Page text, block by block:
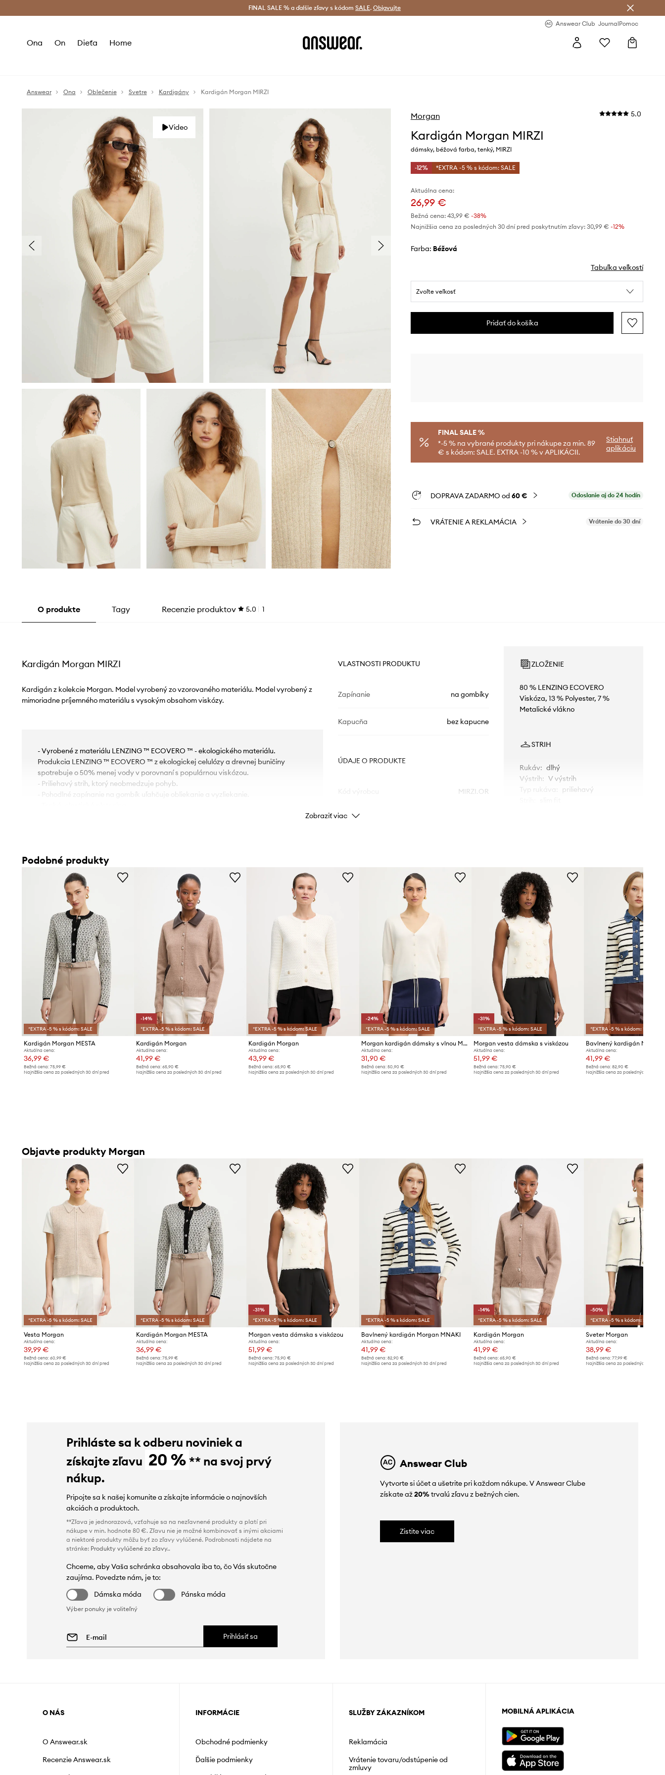
Bezplatná doprava od 60 € > Doručenie aj do 24 h >
FINAL SALE % a ďalšie zľavy s kódom SALE. Objavujte
Answear Club JournalPomoc
Ona On Dieťa Home
Answear Ona Oblečenie Svetre Kardigány Kardigán Morgan MIRZI
Video
Morgan 5.0
Kardigán Morgan MIRZI
dámsky, béžová farba, tenký, MIRZI
-12% *EXTRA -5 % s kódom: SALE
Aktuálna cena:
26,99 €
Bežná cena: 43,99 € -38%
Najnižšia cena za posledných 30 dní pred poskytnutím zľavy: 30,99 € -12%
Farba: béžová
Tabuľka veľkostí
Zvoľte veľkosť
Pridať do košíka
FINAL SALE %
*-5 % na vybrané produkty pri nákupe za min. 89
€ s kódom: SALE. EXTRA -10 % v APLIKÁCII.
Stiahnuť
aplikáciu
DOPRAVA ZADARMO od 60 € Odoslanie aj do 24 hodín
VRÁTENIE A REKLAMÁCIA Vrátenie do 30 dní
O produkte Tagy Recenzie produktov 5.0 1
Kardigán Morgan MIRZI
Kardigán z kolekcie Morgan. Model vyrobený zo vzorovaného materiálu. Model vyrobený z
mimoriadne príjemného materiálu s vysokým obsahom viskózy.
- Vyrobené z materiálu LENZING ™ ECOVERO ™ - ekologického materiálu.
Produkcia LENZING ™ ECOVERO ™ z ekologickej celulózy a drevnej buničiny
spotrebuje o 50% menej vody v porovnaní s populárnou viskózou.
- Priliehavý strih, ktorý neobmedzuje pohyb.
- Pohodlné zapínanie na gombík uľahčuje obliekanie a vyzliekanie.
- Veľkosti pre rozmer: S.
VLASTNOSTI PRODUKTU
Zapínanie na gombíky
Kapucňa bez kapucne
ÚDAJE O PRODUKTE
MIRZI.OR
Farba
Výrobca
ZLOŽENIE
80 % LENZING ECOVERO
Viskóza, 13 % Polyester, 7 %
Metalické vlákno
STRIH
Rukáv: dlhý
Výstrih: V výstrih
Typ rukáva
priliehavý
na sebe veľkosť S
Štandardná veľkosť
Odporúčame zvoliť veľkosť, ktorú
bežne nosíte.
Tabuľka veľkostí
Zobraziť viac
Podobné produkty
*EXTRA -5 % s kódom: SALE
Kardigán Morgan MESTA
Aktuálna cena:
36,99 €
Bežná cena: 75,99 €
Najnižšia cena za posledných 30 dní pred
-14%
*EXTRA -5 % s kódom: SALE
Kardigán Morgan
Aktuálna cena:
41,99 €
Bežná cena:65,90 €
Najnižšia cena za posledných 30 dní pred
*EXTRA -5 % s kódom: SALE
Kardigán Morgan
Aktuálna cena:
43,99 €
Bežná cena: 65,90 €
Najnižšia cena za posledných 30 dní pred
-24%
*EXTRA -5 % s kódom: SALE
Morgan kardigán dámsky s vlnou MBATSI
Aktuálna cena:
31,90 €
Bežná cena: 50,90 €
Najnižšia cena za posledných 30 dní pred
-31%
*EXTRA -5 % s kódom: SALE
Morgan vesta dámska s viskózou
Aktuálna cena:
51,99 €
Bežná cena:75,90 €
Najnižšia cena za posledných 30 dní pred
*EXTRA -5 % s kódom: SALE
Bavlnený kardigán Morgan
Aktuálna cena:
41,99 €
Bežná cena: 82,90 €
Najnižšia cena za posledných 30 dní
Objavte produkty Morgan
*EXTRA -5 % s kódom: SALE
Vesta Morgan
Aktuálna cena:
39,99 €
Bežná cena: 60,99 €
Najnižšia cena za posledných 30 dní pred
*EXTRA -5 % s kódom: SALE
Kardigán Morgan MESTA
Aktuálna cena:
36,99 €
Bežná cena:75,99 €
Najnižšia cena za posledných 30 dní pred
-31%
*EXTRA -5 % s kódom: SALE
Morgan vesta dámska s viskózou
Aktuálna cena:
51,99 €
Bežná cena: 75,90 €
Najnižšia cena za posledných 30 dní pred
*EXTRA -5 % s kódom: SALE
Bavlnený kardigán Morgan MNAKI
Aktuálna cena:
41,99 €
Bežná cena: 82,90 €
Najnižšia cena za posledných 30 dní pred
-14%
*EXTRA -5 % s kódom: SALE
Kardigán Morgan
Aktuálna cena:
41,99 €
Bežná cena:65,90 €
Najnižšia cena za posledných 30 dní pred
-50%
*EXTRA -5 % s kódom: SALE
Sveter Morgan
Aktuálna cena:
38,99 €
Bežná cena: 77,99 €
Najnižšia cena za posledných 30 dní
Prihláste sa k odberu noviniek a
získajte zľavu 20 % ** na svoj prvý
nákup.
Pripojte sa k našej komunite a získajte informácie o najnovších
akciách a produktoch.
**Zľava je jednorazová, vzťahuje sa na nezľavnené produkty a platí pri
nákupe v min. hodnote 80 €. Zľavu nie je možné kombinovať s inými akciami
a niektoré produkty môžu byť zo zľavy vylúčené. Podrobnosti nájdete na
stránke: Produkty vylúčené zo zľavy..
Chceme, aby Vaša schránka obsahovala iba to, čo Vás skutočne
zaujíma. Povedzte nám, je to:
Dámska móda
Pánska móda
Výber ponuky je voliteľný
Prihlásiť sa
Answear Club
Vytvorte si účet a ušetrite pri každom nákupe. V Answear Clube
získate až20%trvalú zľavu z bežných cien.
Zistite viac
O NÁS
O Answear.sk
Recenzie Answear.sk
INFORMÁCIE
Obchodné podmienky
Ďalšie podmienky
SLUŽBY ZÁKAZNÍKOM
Reklamácia
Vrátenie tovaru/odstúpenie od
zmluvy
MOBILNÁ APLIKÁCIA